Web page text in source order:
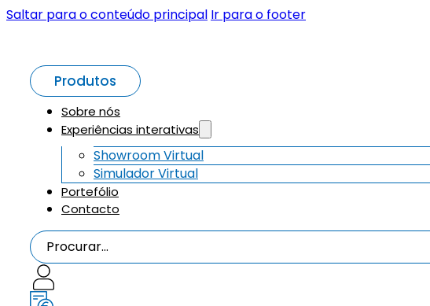
Saltar para o conteúdo principal Ir para o footer
Produtos
Sobre nós
Experiências interativas
Showroom Virtual
Simulador Virtual
Portefólio
Contacto
Procurar...